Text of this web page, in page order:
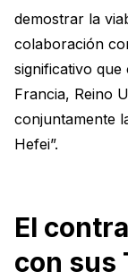
demostrar la
colaboración
significativo
Francia, Reino
conjuntamente
Hefei”.
El
con sus